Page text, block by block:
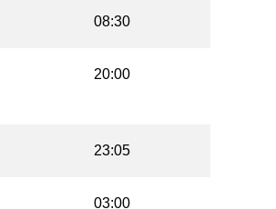
08:30
20:00
23:05
03:00